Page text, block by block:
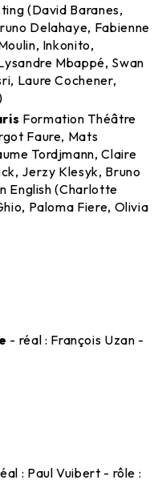
(David Baranes,
Delahaye, Fabienne
Inkonito,
Mbappé, Swan
Laure Cochener,
Formation Théâtre
Faure, Mats
Tordjmann, Claire
Jerzy Klesyk, Bruno
English (Charlotte
Paloma Fiere, Olivia
- réal : François Uzan -
: Paul Vuibert - rôle :